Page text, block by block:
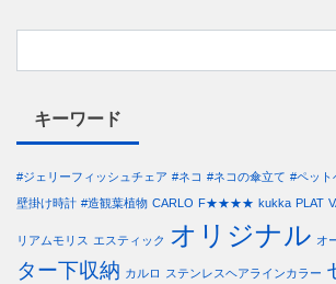
キーワード
#ジェリーフィッシュチェア #ネコ #ネコの傘立て #ペット
壁掛け時計 #造観葉植物 CARLO F★★★★ kukka PLAT
リアムモリス エスティック オリジナル オ
ター下収納 カルロ ステンレスヘアラインカラー